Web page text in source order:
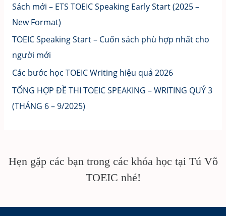
Sách mới – ETS TOEIC Speaking Early Start (2025 –
New Format)
TOEIC Speaking Start – Cuốn sách phù hợp nhất cho
người mới
Các bước học TOEIC Writing hiệu quả 2026
TỔNG HỢP ĐỀ THI TOEIC SPEAKING – WRITING QUÝ 3
(THÁNG 6 – 9/2025)
Hẹn gặp các bạn trong các khóa học tại Tú Võ
TOEIC nhé!